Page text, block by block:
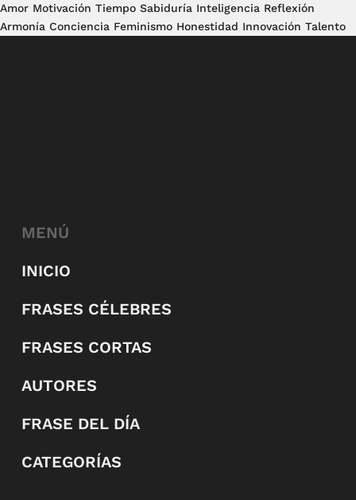
Amor Motivación Tiempo Sabiduría Inteligencia Reflexión
Armonía Conciencia Feminismo Honestidad Innovación Talento
MENÚ
INICIO
FRASES CÉLEBRES
FRASES CORTAS
AUTORES
FRASE DEL DÍA
CATEGORÍAS